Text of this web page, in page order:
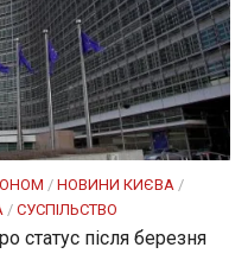
/ НОВИНИ КИЄВА /
/ СУСПІЛЬСТВО
статус після березня